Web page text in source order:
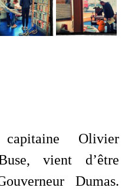
Olivier
vient d’être
Dumas.